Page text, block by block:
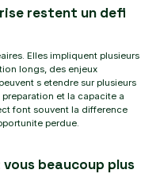
restent un defi
Elles impliquent plusieurs
longs, des enjeux
s etendre sur plusieurs
et la capacite a
font souvent la difference
perdue.
beaucoup plus